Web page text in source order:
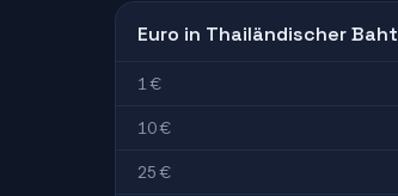
Euro in Thailändischer Baht
1 €
10 €
25 €